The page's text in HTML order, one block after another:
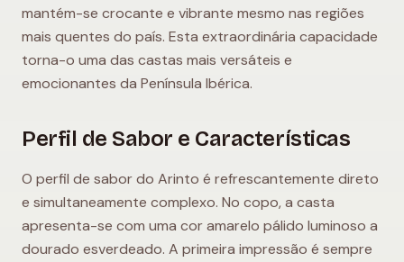
mantém-se crocante e vibrante mesmo nas regiões
mais quentes do país. Esta extraordinária capacidade
torna-o uma das castas mais versáteis e
emocionantes da Península Ibérica.
Perfil de Sabor e Características
O perfil de sabor do Arinto é refrescantemente direto
e simultaneamente complexo. No copo, a casta
apresenta-se com uma cor amarelo pálido luminoso a
dourado esverdeado. A primeira impressão é sempre